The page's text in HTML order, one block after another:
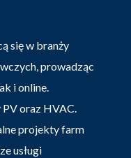
się w branży
prowadząc
i online.
oraz HVAC.
projekty farm
usługi